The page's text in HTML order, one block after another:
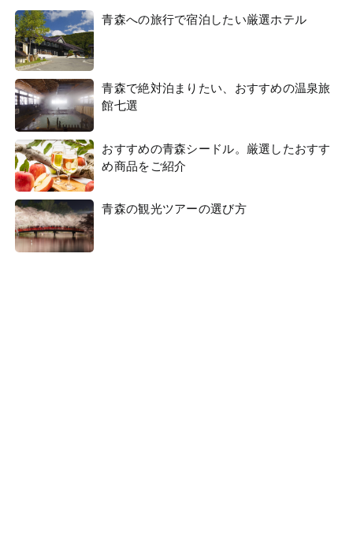
青森への旅行で宿泊したい厳選ホテル
青森で絶対泊まりたい、おすすめの温泉旅
館七選
おすすめの青森シードル。厳選したおすす
め商品をご紹介
青森の観光ツアーの選び方